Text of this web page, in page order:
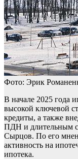
Фото: Эрик
В начале 2025 года
высокой ключевой
кредиты, а также
ПДН и длительным
Сырцов. По его
активность на
ипотека.